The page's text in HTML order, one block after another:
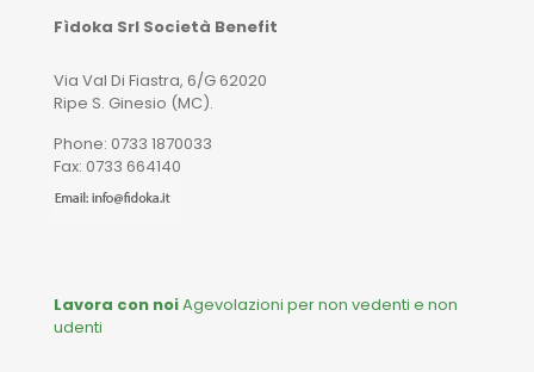
Fìdoka Srl Società Benefit
Via Val Di Fiastra, 6/G 62020
Ripe S. Ginesio (MC).
Phone: 0733 1870033
Fax: 0733 664140
Lavora con noiAgevolazioni per non vedenti e non
udenti